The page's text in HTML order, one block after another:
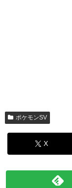
ポケモンSV
X